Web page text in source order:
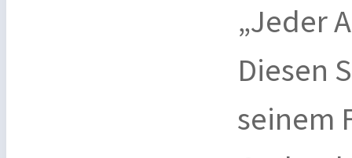
„Jeder
Diesen
seinem